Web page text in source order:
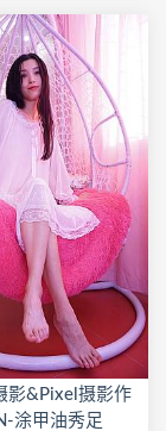
影&Pixel摄影作
涂甲油秀足